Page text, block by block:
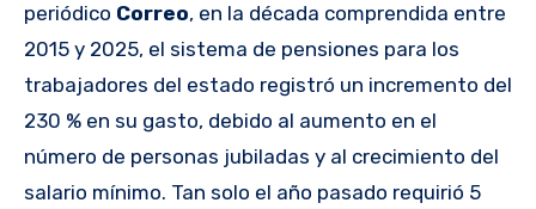
periódico Correo, en la década comprendida entre
2015 y 2025, el sistema de pensiones para los
trabajadores del estado registró un incremento del
230 % en su gasto, debido al aumento en el
número de personas jubiladas y al crecimiento del
salario mínimo. Tan solo el año pasado requirió 5